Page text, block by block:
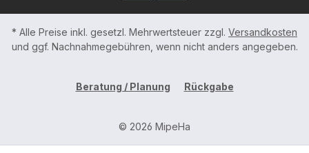
* Alle Preise inkl. gesetzl. Mehrwertsteuer zzgl. Versandkosten
und ggf. Nachnahmegebühren, wenn nicht anders angegeben.
Beratung / Planung Rückgabe
© 2026 MipeHa